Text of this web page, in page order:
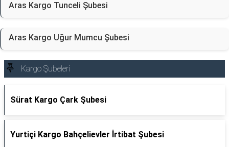
Aras Kargo Tunceli Şubesi
Aras Kargo Uğur Mumcu Şubesi
Kargo Şubeleri
Sürat Kargo Çark Şubesi
Yurtiçi Kargo Bahçelievler İrtibat Şubesi